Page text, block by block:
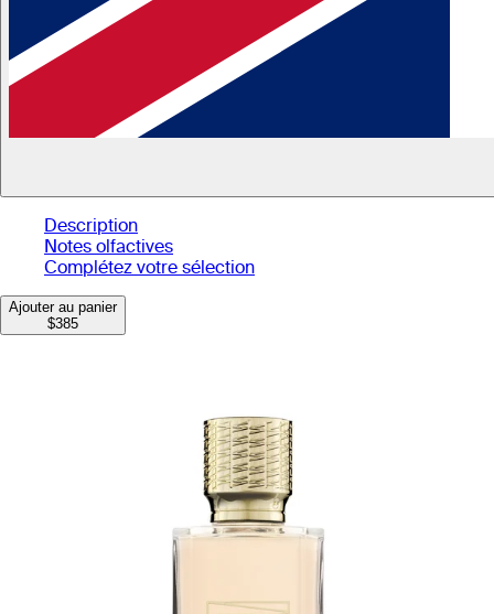
Description
Notes olfactives
Complétez votre sélection
Ajouter au panier
$385